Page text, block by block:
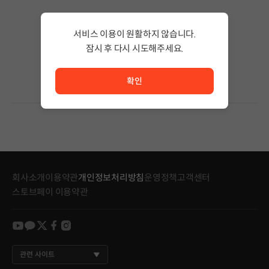
검색어의 단어 수를 줄이거나 필터조건을 변경하세요.
회사소개이용약관개인정보처리방침 운영정책고객센터
스토브페이 이용약관
youtube
kakao
twitter
facebook
instagram
관련 사이트
서비스 이용이 원활하지 않습니다.
잠시 후 다시 시도해주세요.
확인